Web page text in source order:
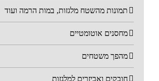
תמונות מהשטח מלגזות, במות הרמה ועוד
מחסנים אוטומטיים
מהפך משטחים
חובקים ואביזרים למלגזות